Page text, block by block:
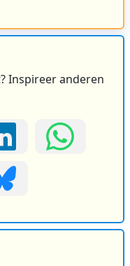
Inspireer anderen